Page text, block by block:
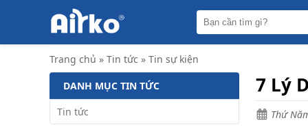
Trang chủ » Tin tức » Tin sự kiện
7 Lý
Thứ
DANH MỤC TIN TỨC
Tin tức